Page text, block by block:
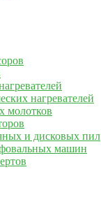
нагревателей
молотков
и дисковых пил
машин